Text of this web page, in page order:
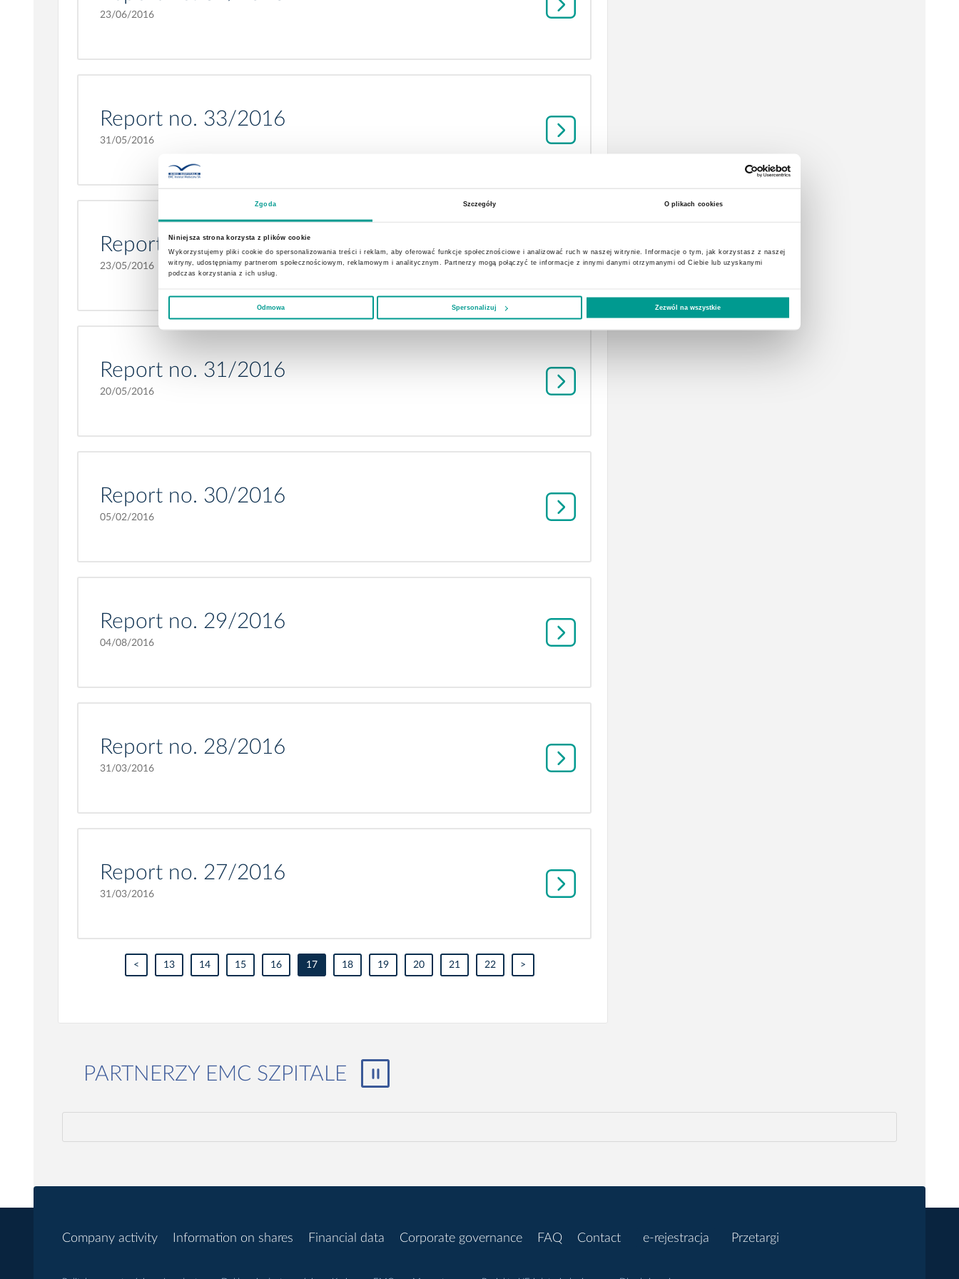
Zgoda Szczegóły O plikach cookies
Niniejsza strona korzysta z plików cookie
Wykorzystujemy pliki cookie do spersonalizowania treści i reklam, aby oferować funkcje społecznościowe i analizować ruch w naszej witrynie. Informacje o tym, jak korzystasz z naszej
witryny, udostępniamy partnerom społecznościowym, reklamowym i analitycznym. Partnerzy mogą połączyć te informacje z innymi danymi otrzymanymi od Ciebie lub uzyskanymi
podczas korzystania z ich usług.
Odmowa Spersonalizuj Zezwól na wszystkie
23/06/2016
Report no. 33/2016
31/05/2016
Report no. 32/2016
23/05/2016
Report no. 31/2016
20/05/2016
Report no. 30/2016
05/02/2016
Report no. 29/2016
04/08/2016
Report no. 28/2016
31/03/2016
Report no. 27/2016
31/03/2016
< 13 14 15 16 17 18 19 20 21 22 >
PARTNERZY EMC SZPITALE
zatrzymaj
wznów
Company activity Information on shares Financial data Corporate governance FAQ Contact e-rejestracja Przetargi